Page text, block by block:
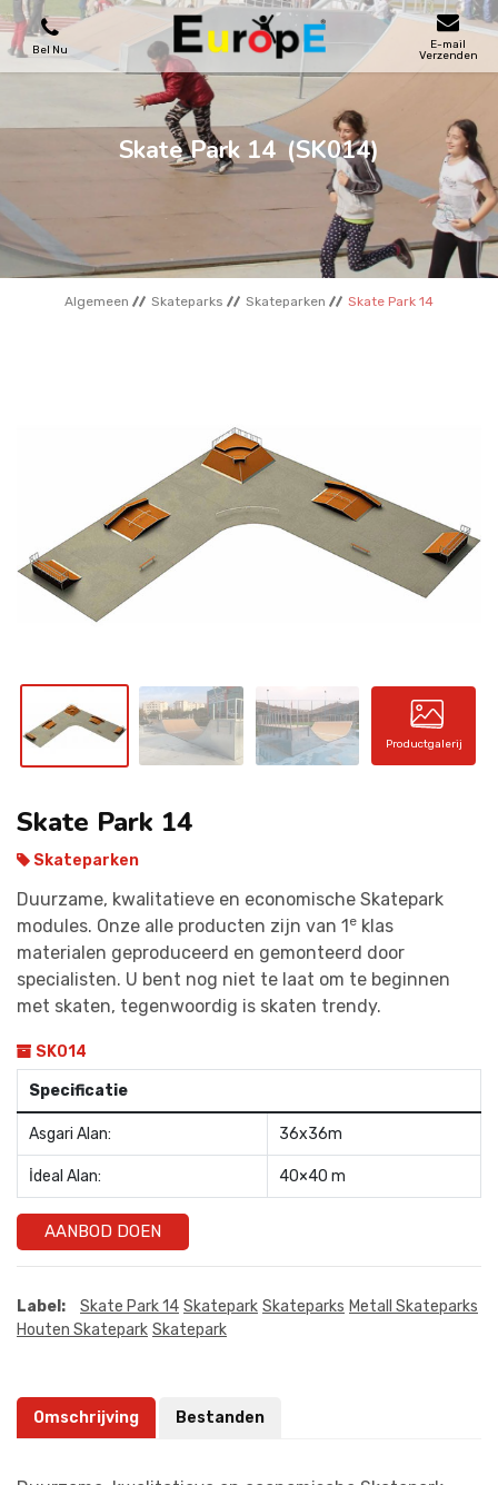
Bel Nu
E-mail
Verzenden
SPEELTOESTELLEN
HOUTEN HUIZENS
STADSMEUBILAIRS
Skate Park 14 (SK014)
Algemeen Skateparks Skateparken Skate Park 14
Productgalerij
Skate Park 14
Skateparken
Duurzame, kwalitatieve en economische Skatepark
modules. Onze alle producten zijn van 1e klas
materialen geproduceerd en gemonteerd door
specialisten. U bent nog niet te laat om te beginnen
met skaten, tegenwoordig is skaten trendy.
SK014
Specificatie
Asgari Alan: 36x36m
İdeal Alan: 40×40 m
AANBOD DOEN
Label: Skate Park 14 Skatepark Skateparks Metall Skateparks
Houten Skatepark Skatepark
Omschrijving Bestanden